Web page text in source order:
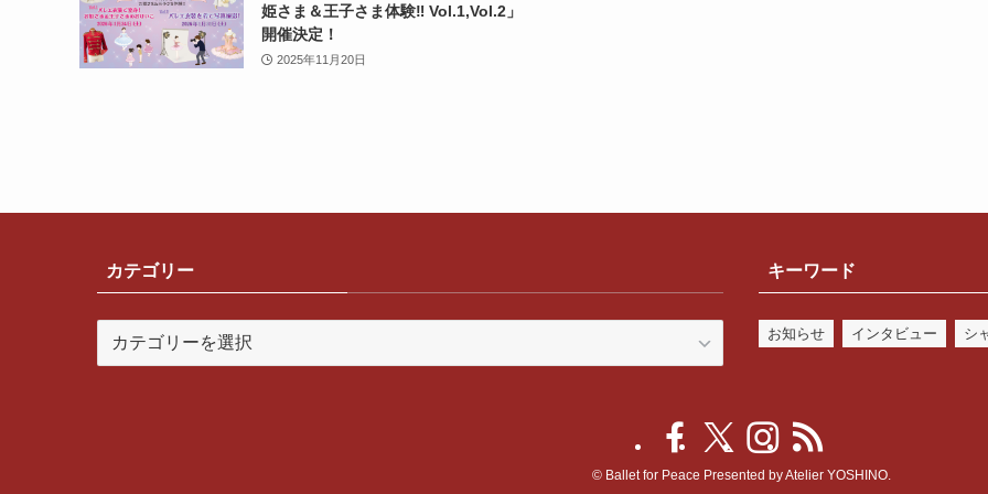
姫さま＆王子さま体験‼ Vol.1,Vol.2」
開催決定！
2025年11月20日
カテゴリー
テ
キーワード
お知らせ インタビュー シ
©Ballet for Peace Presented by Atelier YOSHINO.